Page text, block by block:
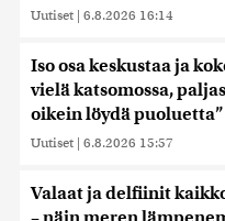
Uutiset | 6.8.2026 16:14
Iso osa keskustaa ja
vielä katsomossa,
oikein löydä puoluetta”
Uutiset | 6.8.2026 15:57
Valaat ja delfiinit